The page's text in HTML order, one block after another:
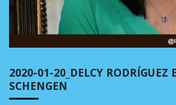
2020-01-20_DELCY RODRÍGUEZ
SCHENGEN